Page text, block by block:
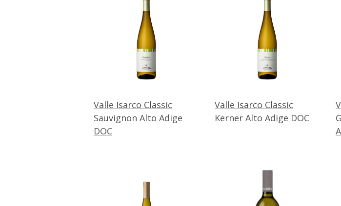
Valle Isarco Classic
Sauvignon Alto Adige
DOC
Valle Isarco Classic
Kerner Alto Adige DOC